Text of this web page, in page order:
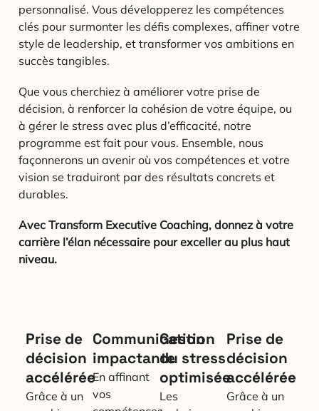
personnalisé. Vous développerez les compétences
clés pour surmonter les défis complexes, affiner votre
style de leadership, et transformer vos ambitions en
succès tangibles.
Que vous cherchiez à améliorer votre prise de
décision, à renforcer la cohésion de votre équipe, ou
à gérer le stress avec plus d’efficacité, notre
programme est fait pour vous. Ensemble, nous
façonnerons un avenir où vos compétences et votre
vision se traduiront par des résultats concrets et
durables.
Avec Transform Executive Coaching, donnez à votre
carrière l’élan nécessaire pour exceller au plus haut
niveau.
Prise de
décision
accélérée
Grâce à un
Communication
impactante
En affinant
vos
Gestion
du stress
optimisée
Les
Prise de
décision
accélérée
Grâce à un